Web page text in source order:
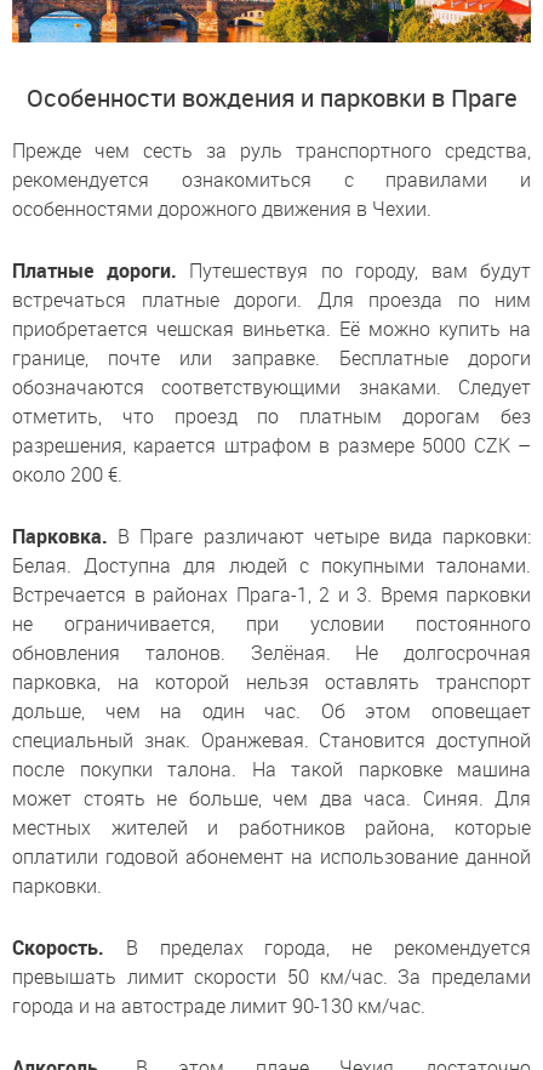
Особенности вождения и парковки в Праге
Прежде чем сесть за руль транспортного средства,
рекомендуется ознакомиться с правилами и
особенностями дорожного движения в Чехии.
Платные дороги. Путешествуя по городу, вам будут
встречаться платные дороги. Для проезда по ним
приобретается чешская виньетка. Её можно купить на
границе, почте или заправке. Бесплатные дороги
обозначаются соответствующими знаками. Следует
отметить, что проезд по платным дорогам без
разрешения, карается штрафом в размере 5000 CZK –
около 200 €.
Парковка. В Праге различают четыре вида парковки:
Белая. Доступна для людей с покупными талонами.
Встречается в районах Прага-1, 2 и 3. Время парковки
не ограничивается, при условии постоянного
обновления талонов. Зелёная. Не долгосрочная
парковка, на которой нельзя оставлять транспорт
дольше, чем на один час. Об этом оповещает
специальный знак. Оранжевая. Становится доступной
после покупки талона. На такой парковке машина
может стоять не больше, чем два часа. Синяя. Для
местных жителей и работников района, которые
оплатили годовой абонемент на использование данной
парковки.
Скорость. В пределах города, не рекомендуется
превышать лимит скорости 50 км/час. За пределами
города и на автостраде лимит 90-130 км/час.